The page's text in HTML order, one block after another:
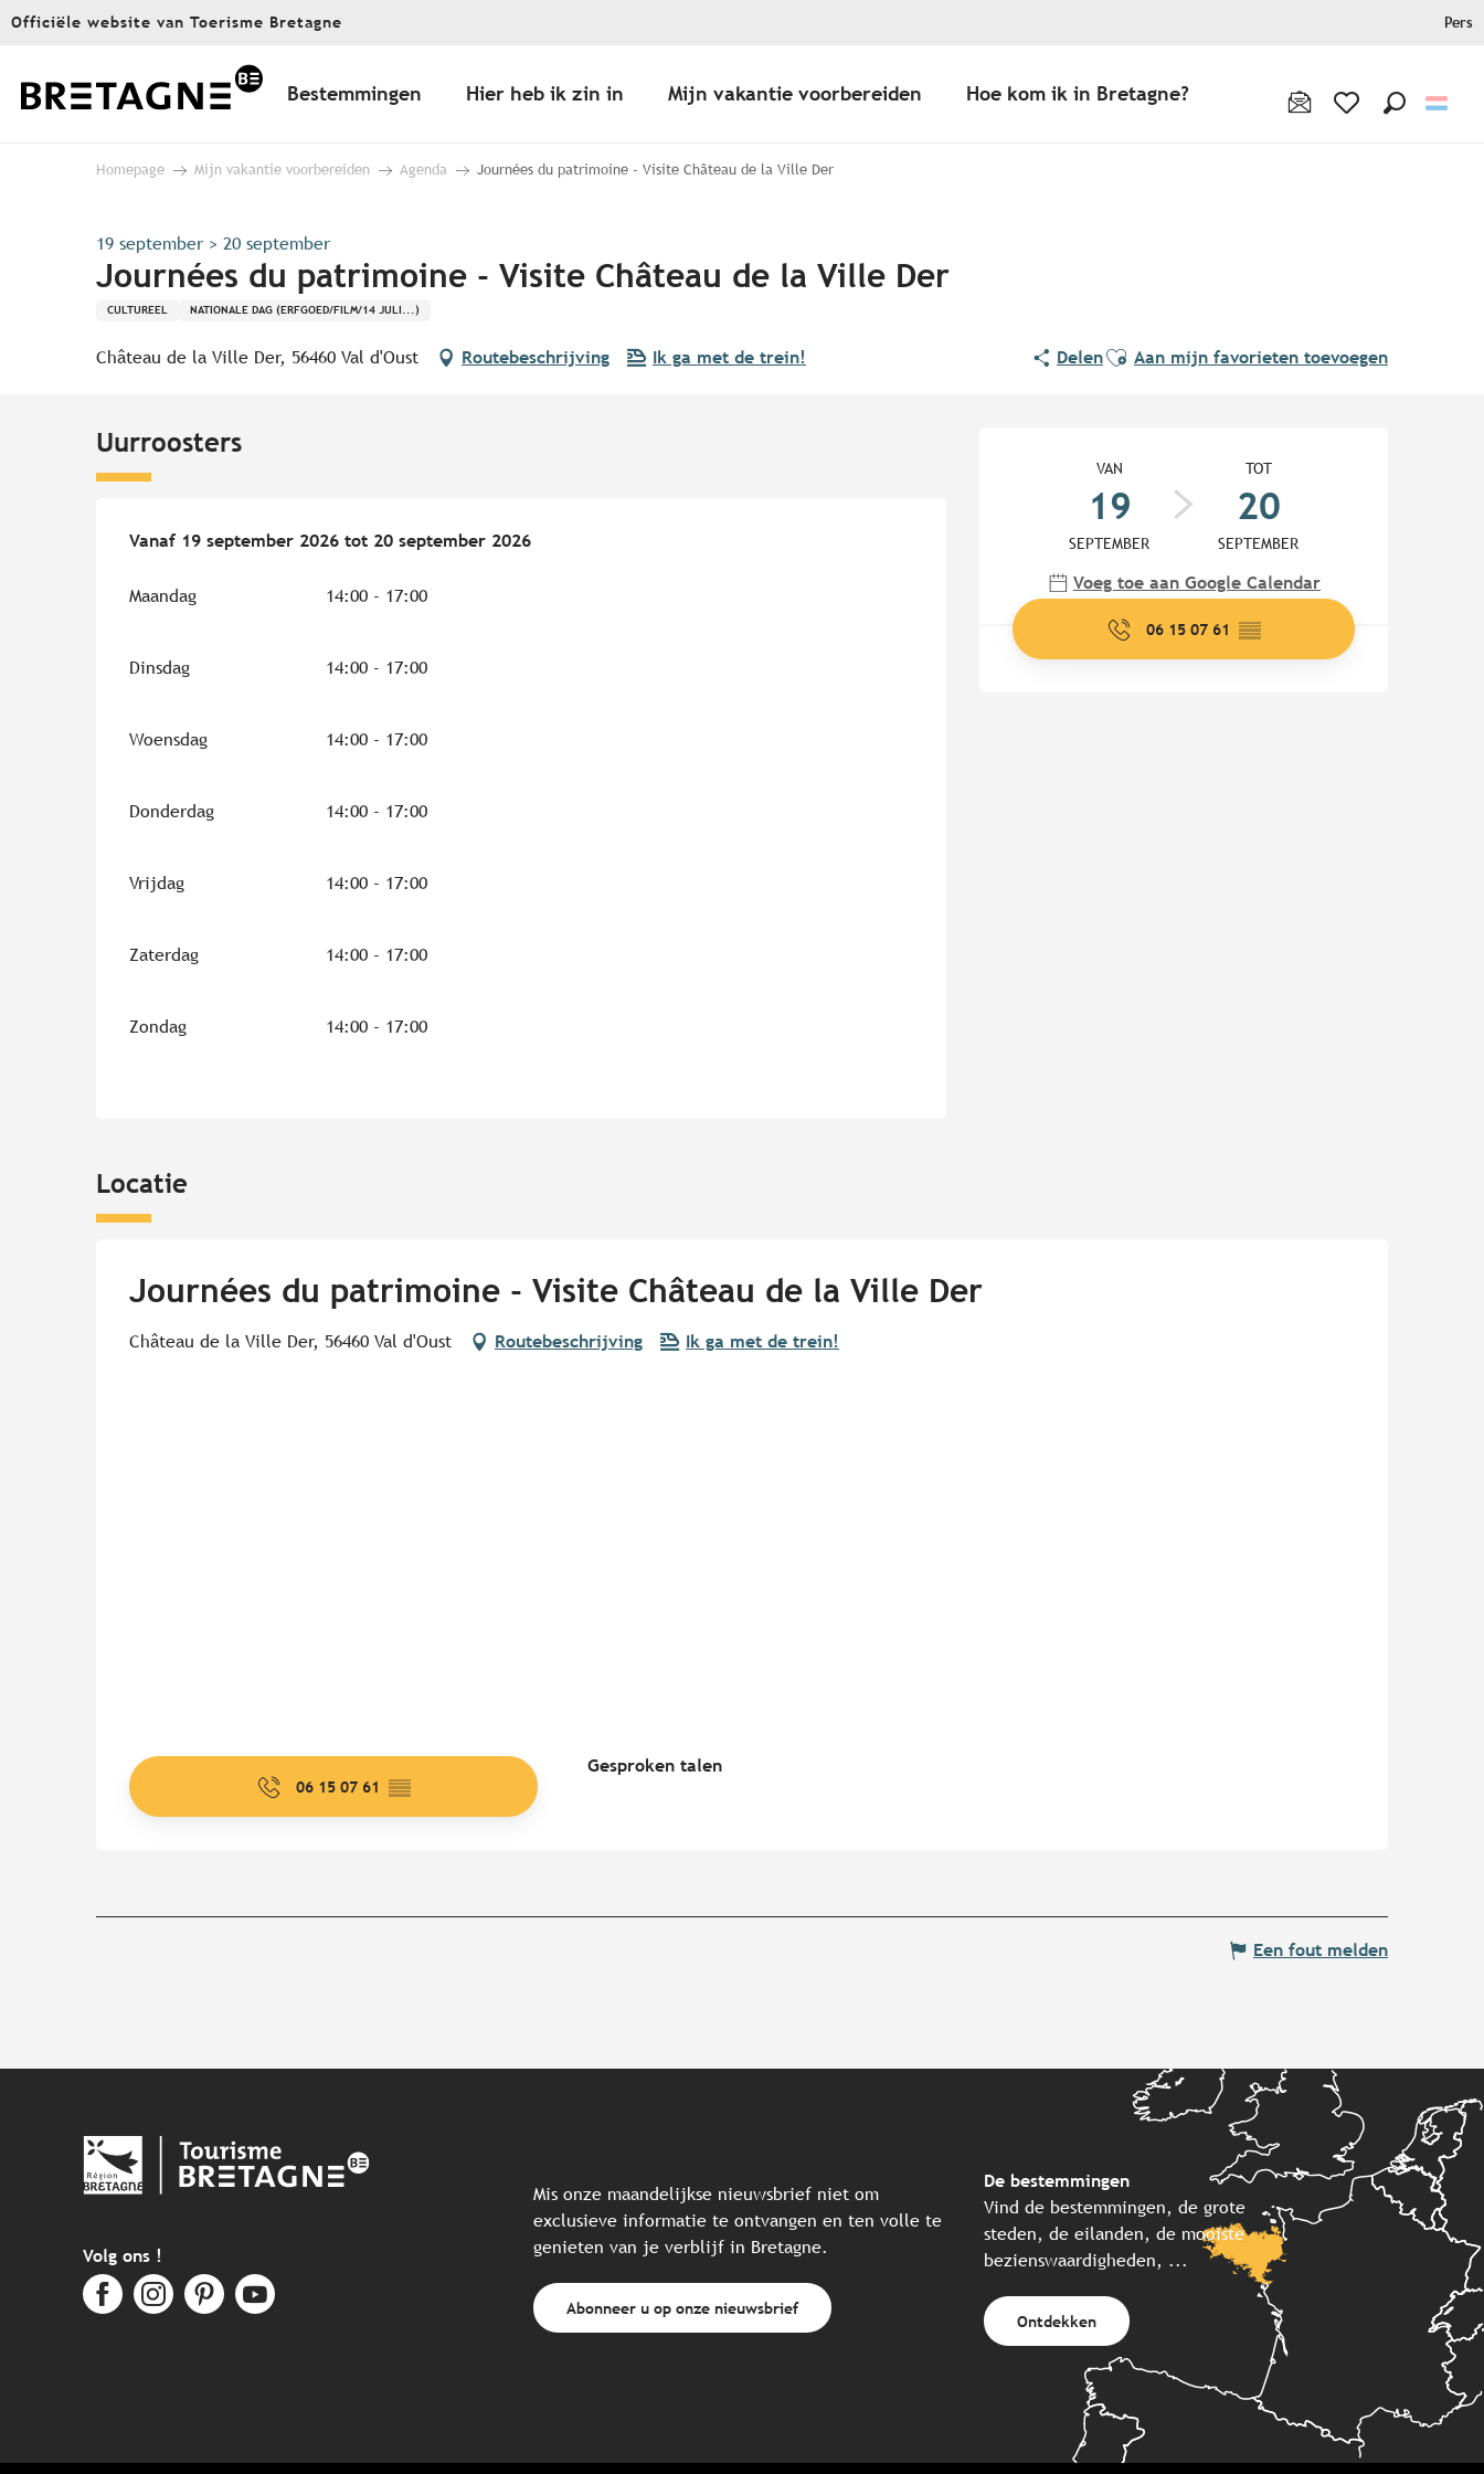
Aller
principal
Officiële website van Toerisme Bretagne Pers
Bestemmingen Hier heb ik zin in Mijn vakantie voorbereiden Hoe kom ik in Bretagne?
Homepage Mijn vakantie voorbereiden Agenda Journées du patrimoine - Visite Château de la Ville Der
19 september > 20 september
Journées du patrimoine - Visite Château de la Ville Der
CULTUREEL NATIONALE DAG (ERFGOED/FILM/14 JULI...)
Château de la Ville Der, 56460 Val d'Oust Routebeschrijving Ik ga met de trein! DelenAjouter aux favoris
Aan mijn favorieten toevoegen
VAN
19
SEPTEMBER
TOT
20
SEPTEMBER
Voeg toe aan Google Calendar
06 15 07 61 ▒▒
Uurroosters
Vanaf19 september 2026tot 20 september 2026
Vanaf19 september 2026tot 20 september 2026
Maandag 14:00 - 17:00
Dinsdag 14:00 - 17:00
Woensdag 14:00 - 17:00
Donderdag 14:00 - 17:00
Vrijdag 14:00 - 17:00
Zaterdag 14:00 - 17:00
Zondag 14:00 - 17:00
Locatie
Journées du patrimoine - Visite Château de la Ville Der
Château de la Ville Der, 56460 Val d'Oust Routebeschrijving Ik ga met de trein!
06 15 07 61 ▒▒
Gesproken talen
Gesproken talen
Een fout melden
Volg ons !
Mis onze maandelijkse nieuwsbrief niet om
exclusieve informatie te ontvangen en ten volle te
genieten van je verblijf in Bretagne.
Abonneer u op onze nieuwsbrief
De bestemmingen
Vind de bestemmingen, de grote
steden, de eilanden, de mooiste
bezienswaardigheden, ...
Ontdekken